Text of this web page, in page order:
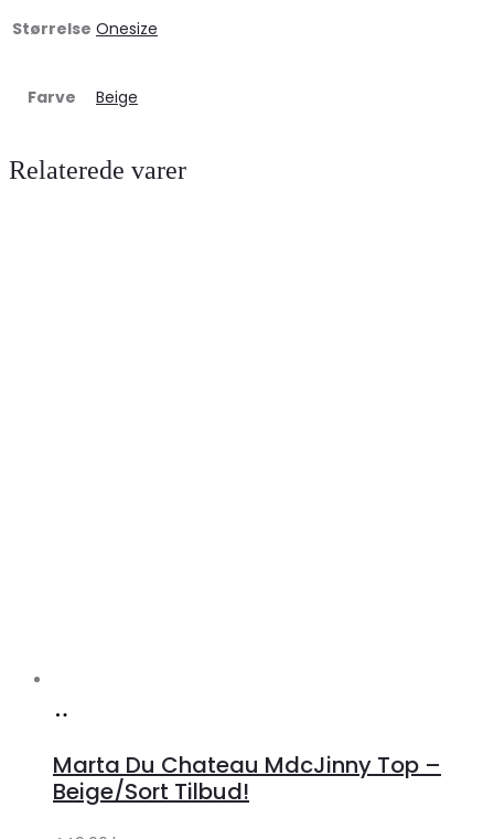
Størrelse Onesize
Farve Beige
Relaterede varer
Klædeskabet.dk
Marta Du Chateau MdcJinny Top –
Beige/Sort Tilbud!